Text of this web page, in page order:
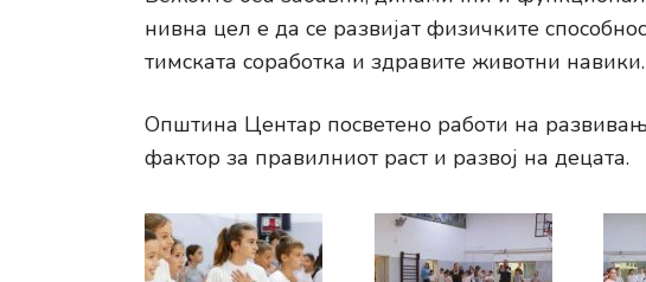
нивна цел е да се развијат физичките
тимската соработка и здравите животни навики.
Општина Центар посветено работи на
фактор за правилниот раст и развој на децата.